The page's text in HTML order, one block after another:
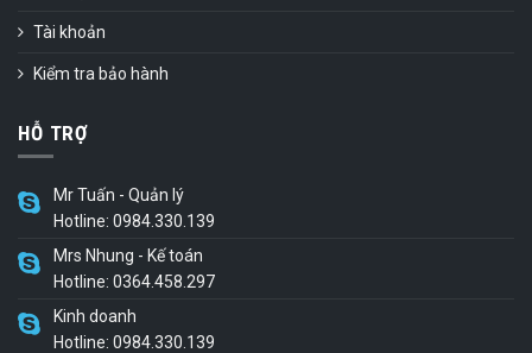
Tài khoản
Kiểm tra bảo hành
HỖ TRỢ
Mr Tuấn - Quản lý
Hotline: 0984.330.139
Mrs Nhung - Kế toán
Hotline: 0364.458.297
Kinh doanh
Hotline: 0984.330.139